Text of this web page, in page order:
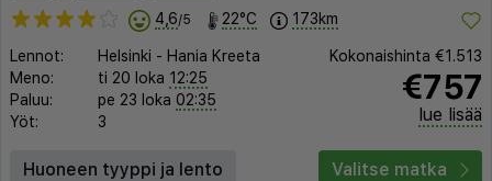
4,6/5 22°C 173km
Lennot: Helsinki - Hania Kreeta
Meno:
ti 20 loka 12:25
Paluu:
pe 23 loka 02:35
Yöt:
3
Kokonaishinta €1.513
€757
lue lisää
Huoneen tyyppi ja lento Valitse matka